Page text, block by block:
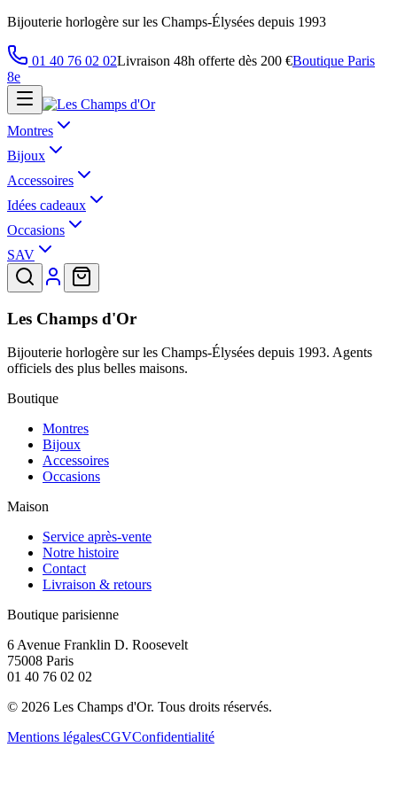
Bijouterie horlogère sur les Champs-Élysées depuis 1993
01 40 76 02 02Livraison 48h offerte dès 200 €Boutique Paris
8e
Montres
Bijoux
Accessoires
Idées cadeaux
Occasions
SAV
Les Champs d'Or
Bijouterie horlogère sur les Champs-Élysées depuis 1993. Agents
officiels des plus belles maisons.
Boutique
Montres
Bijoux
Accessoires
Occasions
Maison
Service après-vente
Notre histoire
Contact
Livraison & retours
Boutique parisienne
6 Avenue Franklin D. Roosevelt
75008 Paris
01 40 76 02 02
© 2026 Les Champs d'Or. Tous droits réservés.
Mentions légalesCGVConfidentialité